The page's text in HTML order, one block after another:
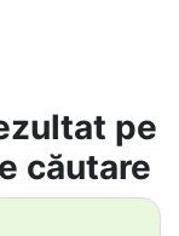
pe
căutare